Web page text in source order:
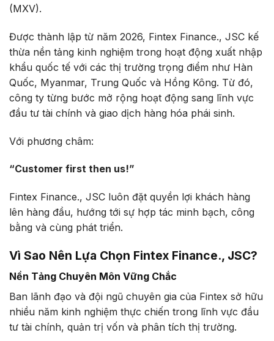
(MXV).
Được thành lập từ năm 2026, Fintex Finance., JSC kế
thừa nền tảng kinh nghiệm trong hoạt động xuất nhập
khẩu quốc tế với các thị trường trọng điểm như Hàn
Quốc, Myanmar, Trung Quốc và Hồng Kông. Từ đó,
công ty từng bước mở rộng hoạt động sang lĩnh vực
đầu tư tài chính và giao dịch hàng hóa phái sinh.
Với phương châm:
“Customer first then us!”
Fintex Finance., JSC luôn đặt quyền lợi khách hàng
lên hàng đầu, hướng tới sự hợp tác minh bạch, công
bằng và cùng phát triển.
Vì Sao Nên Lựa Chọn Fintex Finance., JSC?
Nền Tảng Chuyên Môn Vững Chắc
Ban lãnh đạo và đội ngũ chuyên gia của Fintex sở hữu
nhiều năm kinh nghiệm thực chiến trong lĩnh vực đầu
tư tài chính, quản trị vốn và phân tích thị trường.